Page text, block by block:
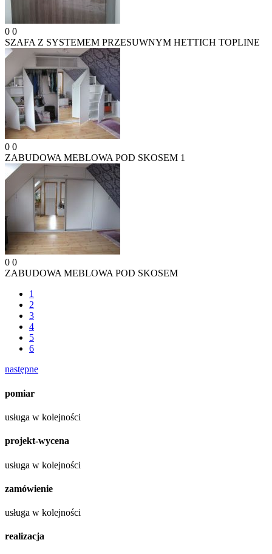
0 0
SZAFA Z SYSTEMEM PRZESUWNYM HETTICH TOPLINE
0 0
ZABUDOWA MEBLOWA POD SKOSEM 1
0 0
ZABUDOWA MEBLOWA POD SKOSEM
1
2
3
4
5
6
następne
pomiar
usługa w kolejności
projekt-wycena
usługa w kolejności
zamówienie
usługa w kolejności
realizacja